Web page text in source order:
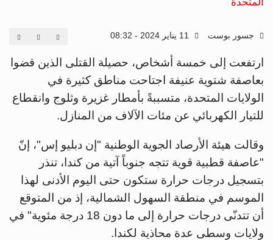
جسور بوست
ارتفعت إلى خمسة أشخاص، حصيلة القتلى الذين قضوا
بعاصفة شتوية عنيفة اجتاحت مناطق كثيرة في
الولايات المتحدة، متسببةً بأمطار غزيرة وثلوج وانقطاع
للتيار الكهربائي عن مئات الآلاف من المنازل.
وقالت هيئة الأرصاد الجوية الوطنية "إن دبليو إس"، إنّ
"عاصفة قطبية قوية تتجه جنوباً آتية من كندا، تنذر
بتسجيل درجات حرارة ستكون حتى اليوم الأدنى لهذا
الموسم في منطقة السهول الشمالية، إذ من المتوقع
أن تتدنّى درجات حرارة إلى ما دون 18 درجة مئوية" في
ولايات وسطى عدة محاذية لكندا.